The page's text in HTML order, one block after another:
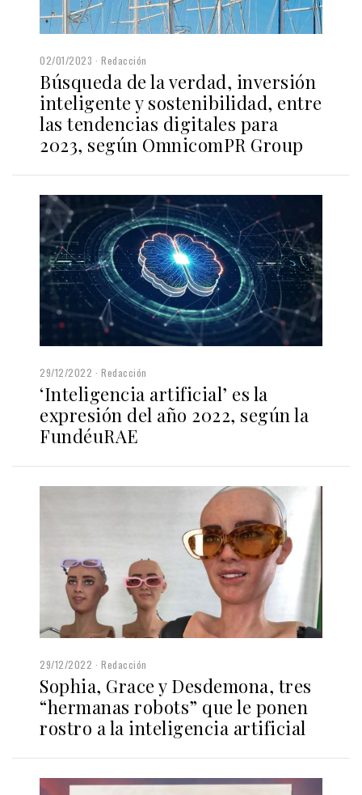
02/01/2023 Redacción
Búsqueda de la verdad, inversión
inteligente y sostenibilidad, entre
las tendencias digitales para
2023, según OmnicomPR Group
29/12/2022 Redacción
‘Inteligencia artificial’ es la
expresión del año 2022, según la
FundéuRAE
29/12/2022 Redacción
Sophia, Grace y Desdemona, tres
“hermanas robots” que le ponen
rostro a la inteligencia artificial